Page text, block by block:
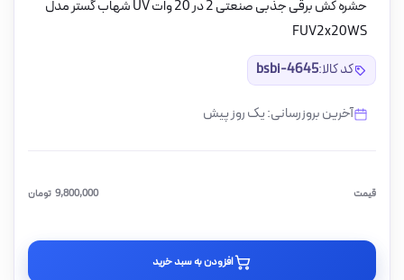
حشره کش برقی جذبی صنعتی 2 در 20 وات UV شهاب گستر مدل
FUV2x20WS
کد کالا:bsbi-4645
آخرین بروزرسانی: یک روز پیش
قیمت تومان 9,800,000
افزودن به سبد خرید